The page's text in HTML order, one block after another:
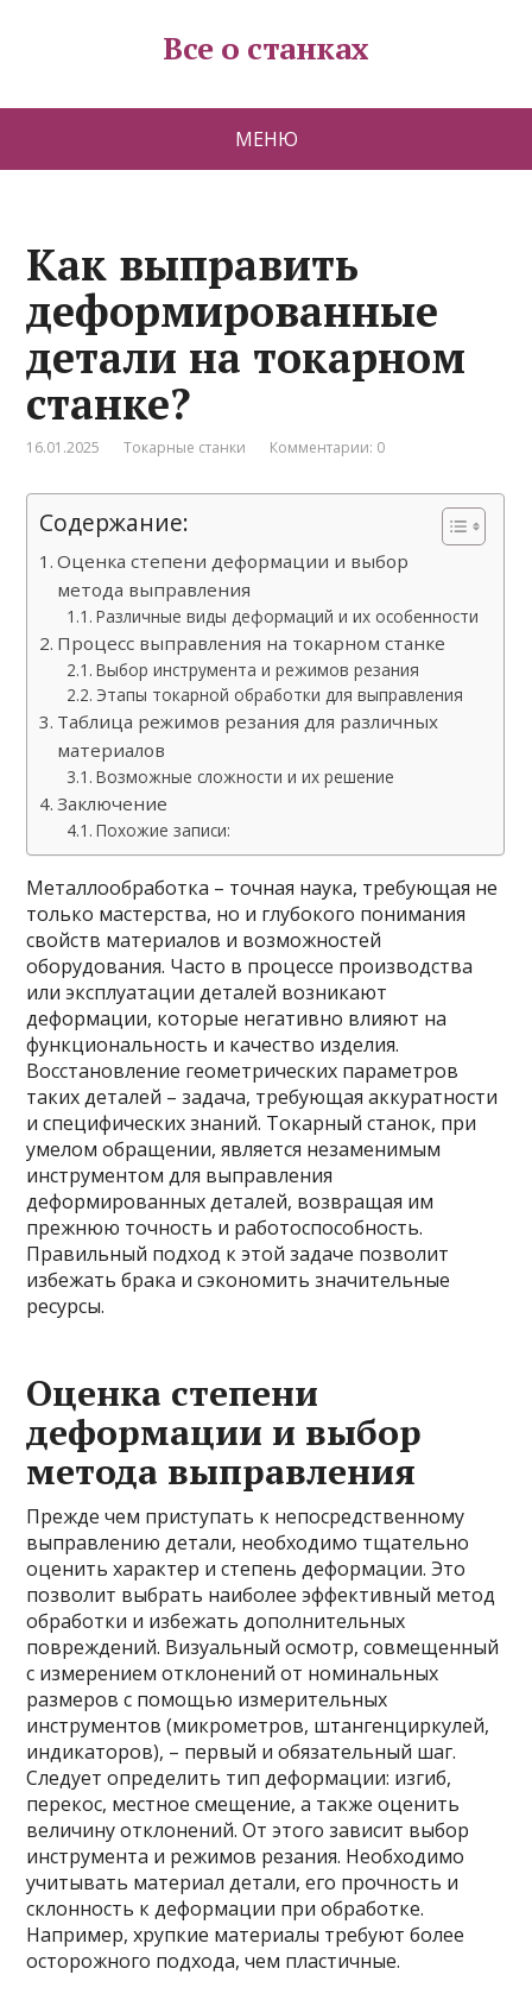
Все о станках
МЕНЮ
Как выправить
деформированные
детали на токарном
станке?
16.01.2025 Токарные станки Комментарии: 0
Содержание:
Оценка степени деформации и выбор
метода выправления
Различные виды деформаций и их особенности
Процесс выправления на токарном станке
Выбор инструмента и режимов резания
Этапы токарной обработки для выправления
Таблица режимов резания для различных
материалов
Возможные сложности и их решение
Заключение
Похожие записи:
Металлообработка – точная наука, требующая не
только мастерства, но и глубокого понимания
свойств материалов и возможностей
оборудования. Часто в процессе производства
или эксплуатации деталей возникают
деформации, которые негативно влияют на
функциональность и качество изделия.
Восстановление геометрических параметров
таких деталей – задача, требующая аккуратности
и специфических знаний. Токарный станок, при
умелом обращении, является незаменимым
инструментом для выправления
деформированных деталей, возвращая им
прежнюю точность и работоспособность.
Правильный подход к этой задаче позволит
избежать брака и сэкономить значительные
ресурсы.
Оценка степени
деформации и выбор
метода выправления
Прежде чем приступать к непосредственному
выправлению детали, необходимо тщательно
оценить характер и степень деформации. Это
позволит выбрать наиболее эффективный метод
обработки и избежать дополнительных
повреждений. Визуальный осмотр, совмещенный
с измерением отклонений от номинальных
размеров с помощью измерительных
инструментов (микрометров, штангенциркулей,
индикаторов), – первый и обязательный шаг.
Следует определить тип деформации: изгиб,
перекос, местное смещение, а также оценить
величину отклонений. От этого зависит выбор
инструмента и режимов резания. Необходимо
учитывать материал детали, его прочность и
склонность к деформации при обработке.
Например, хрупкие материалы требуют более
осторожного подхода, чем пластичные.